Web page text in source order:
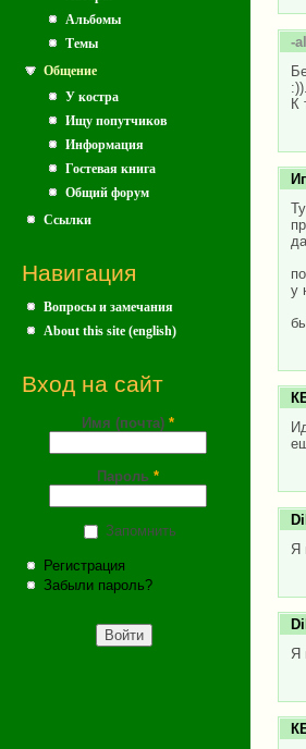
Альбомы
Темы
Общение
У костра
Ищу попутчиков
Информация
Гостевая книга
Общий форум
Ссылки
Навигация
Вопросы и замечания
About this site (english)
Вход на сайт
Имя (почта) *
Пароль *
Запомнить
Регистрация
Забыли пароль?
-
К
у
Я
Я